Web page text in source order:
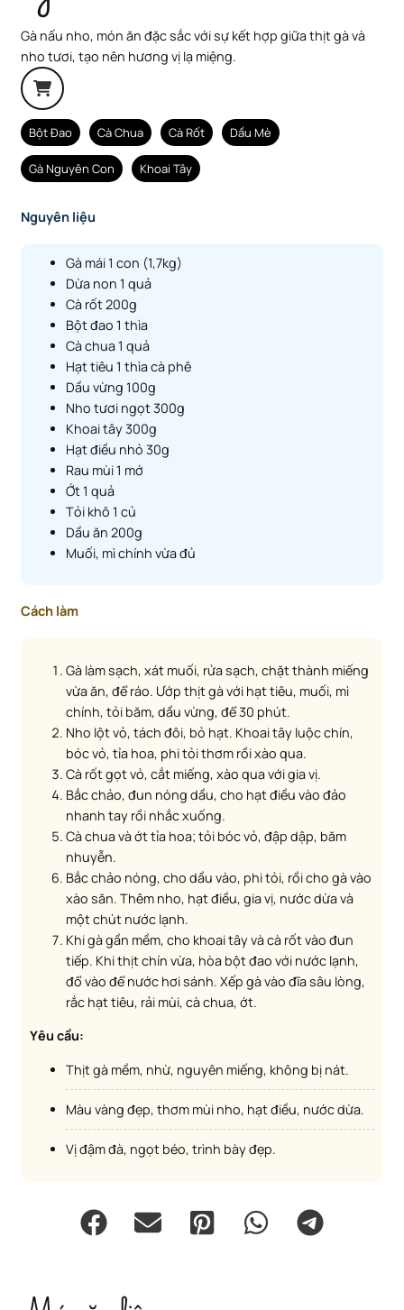
Gà nấu nho, món ăn đặc sắc với sự kết hợp giữa thịt gà và
nho tươi, tạo nên hương vị lạ miệng.
Bột Đao Cà Chua Cà Rốt Dầu Mè
Gà Nguyên Con Khoai Tây
Nguyên liệu
Gà mái 1 con (1,7kg)
Dừa non 1 quả
Cà rốt 200g
Bột đao 1 thìa
Cà chua 1 quả
Hạt tiêu 1 thìa cà phê
Dầu vừng 100g
Nho tươi ngọt 300g
Khoai tây 300g
Hạt điều nhỏ 30g
Rau mùi 1 mớ
Ớt 1 quả
Tỏi khô 1 củ
Dầu ăn 200g
Muối, mì chính vừa đủ
Cách làm
Gà làm sạch, xát muối, rửa sạch, chặt thành miếng
vừa ăn, để ráo. Ướp thịt gà với hạt tiêu, muối, mì
chính, tỏi băm, dầu vừng, để 30 phút.
Nho lột vỏ, tách đôi, bỏ hạt. Khoai tây luộc chín,
bóc vỏ, tỉa hoa, phi tỏi thơm rồi xào qua.
Cà rốt gọt vỏ, cắt miếng, xào qua với gia vị.
Bắc chảo, đun nóng dầu, cho hạt điều vào đảo
nhanh tay rồi nhắc xuống.
Cà chua và ớt tỉa hoa; tỏi bóc vỏ, đập dập, băm
nhuyễn.
Bắc chảo nóng, cho dầu vào, phi tỏi, rồi cho gà vào
xào săn. Thêm nho, hạt điều, gia vị, nước dừa và
một chút nước lạnh.
Khi gà gần mềm, cho khoai tây và cà rốt vào đun
tiếp. Khi thịt chín vừa, hòa bột đao với nước lạnh,
đổ vào để nước hơi sánh. Xếp gà vào đĩa sâu lòng,
rắc hạt tiêu, rải mùi, cà chua, ớt.
Yêu cầu:
Thịt gà mềm, nhừ, nguyên miếng, không bị nát.
Màu vàng đẹp, thơm mùi nho, hạt điều, nước dừa.
Vị đậm đà, ngọt béo, trình bày đẹp.